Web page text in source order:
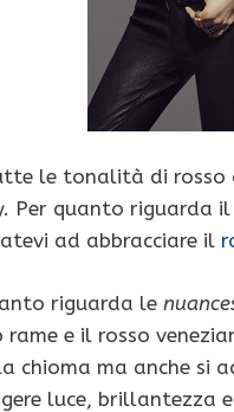
le tonalità di rosso
Per quanto riguarda il
ad abbracciare il
riguarda le
rame e il rosso
chioma ma anche si
luce, brillantezza